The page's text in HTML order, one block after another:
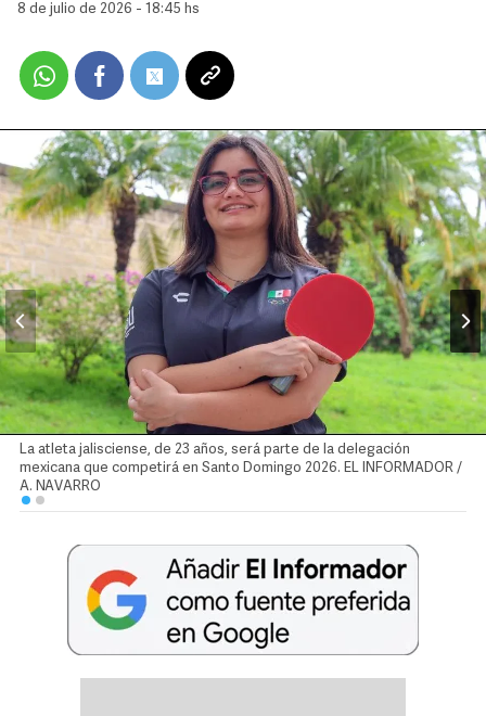
8 de julio de 2026 - 18:45 hs
La atleta jalisciense, de 23 años, será parte de la delegación
mexicana que competirá en Santo Domingo 2026. EL INFORMADOR /
A. NAVARRO